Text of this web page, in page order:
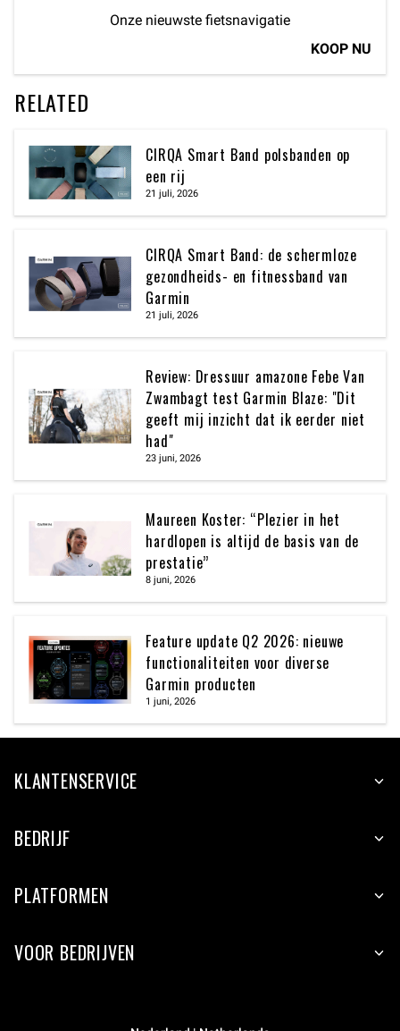
Onze nieuwste fietsnavigatie
KOOP NU
RELATED
CIRQA Smart Band polsbanden op
een rij
21 juli, 2026
CIRQA Smart Band: de schermloze
gezondheids- en fitnessband van
Garmin
21 juli, 2026
Review: Dressuur amazone Febe Van
Zwambagt test Garmin Blaze: "Dit
geeft mij inzicht dat ik eerder niet
had"
23 juni, 2026
Maureen Koster: “Plezier in het
hardlopen is altijd de basis van de
prestatie”
8 juni, 2026
Feature update Q2 2026: nieuwe
functionaliteiten voor diverse
Garmin producten
1 juni, 2026
KLANTENSERVICE
BEDRIJF
PLATFORMEN
VOOR BEDRIJVEN